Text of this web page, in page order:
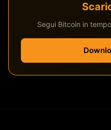
Segui Bitcoin in